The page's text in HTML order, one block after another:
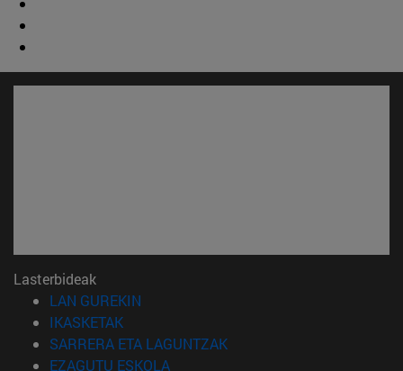
Lasterbideak
LAN GUREKIN
IKASKETAK(Beste leiho batean irekiko da)
SARRERA ETA LAGUNTZAK(Beste leiho batean irekiko
EZAGUTU ESKOLA(Beste leiho batean irekiko da)